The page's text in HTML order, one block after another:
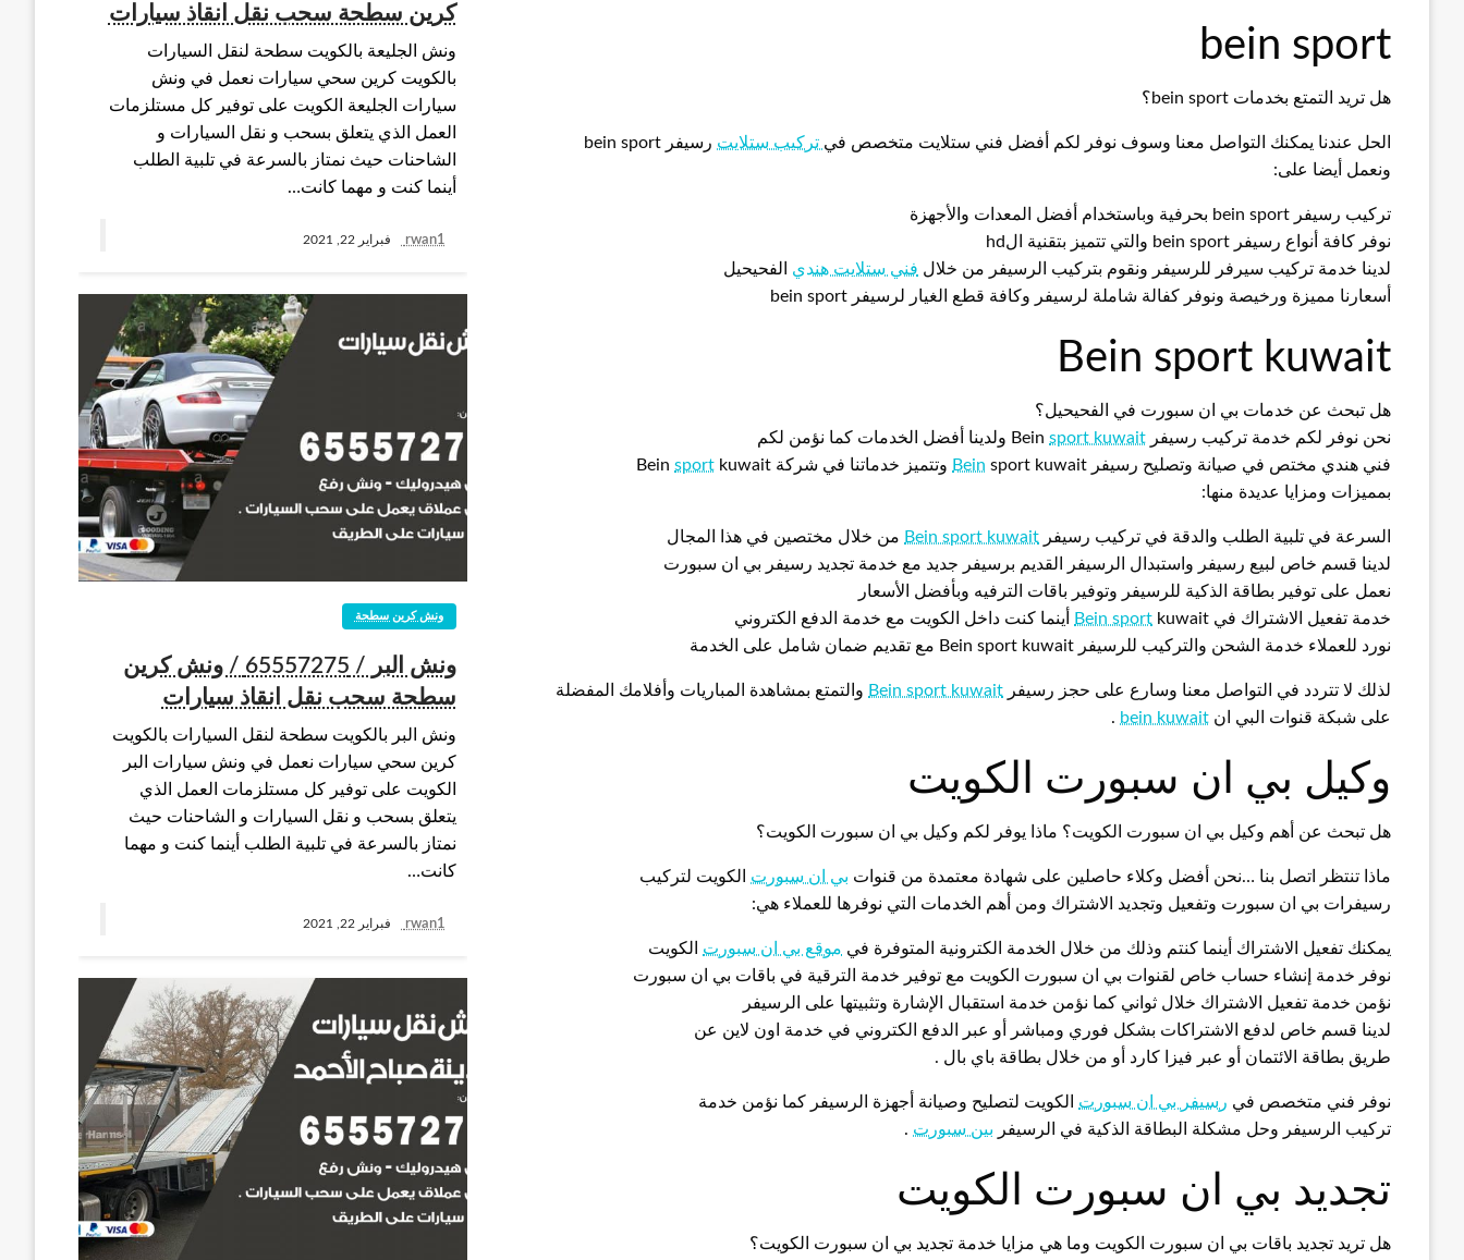
bein sport
هل تريد التمتع بخدمات bein sport؟
الحل عندنا يمكنك التواصل معنا وسوف نوفر لكم أفضل فني ستلايت متخصص في تركيب ستلايت
رسيفر bein sport
ونعمل أيضا على:
تركيب رسيفر bein sport بحرفية وباستخدام أفضل المعدات والأجهزة
نوفر كافة أنواع رسيفر bein sport والتي تتميز بتقنية الhd
لدينا خدمة تركيب سيرفر للرسيفر ونقوم بتركيب الرسيفر من خلال فني ستلايت هندي الفحيحيل
أسعارنا مميزة ورخيصة ونوفر كفالة شاملة لرسيفر وكافة قطع الغيار لرسيفر bein sport
Bein sport kuwait
هل تبحث عن خدمات بي ان سبورت في الفحيحيل؟
نحن نوفر لكم خدمة تركيب رسيفر Bein sport kuwait
ولدينا أفضل الخدمات كما نؤمن لكم
فني هندي مختص في صيانة وتصليح رسيفر
Bein sport kuwait وتتميز خدماتنا في شركة Bein sport kuwait
بمميزات ومزايا عديدة منها:
السرعة في تلبية الطلب والدقة في تركيب رسيفر Bein sport kuwait من خلال مختصين في هذا المجال
لدينا قسم خاص لبيع رسيفر واستبدال الرسيفر القديم برسيفر جديد مع خدمة تجديد رسيفر بي ان سبورت
نعمل على توفير بطاقة الذكية للرسيفر وتوفير باقات الترفيه وبأفضل الأسعار
خدمة تفعيل الاشتراك في
Bein sport kuwait أينما كنت داخل الكويت مع خدمة الدفع الكتروني
نورد للعملاء خدمة الشحن والتركيب للرسيفر Bein sport kuwait مع تقديم ضمان شامل على الخدمة
لذلك لا تتردد في التواصل معنا وسارع على حجز رسيفر Bein sport kuwait والتمتع بمشاهدة المباريات وأفلامك المفضلة
على شبكة قنوات البي ان bein kuwait
.
وكيل بي ان سبورت الكويت
هل تبحث عن أهم وكيل بي ان سبورت الكويت؟ ماذا يوفر لكم وكيل بي ان سبورت الكويت؟
ماذا تنتظر اتصل بنا …نحن أفضل وكلاء حاصلين على شهادة معتمدة من قنوات بي ان سبورت الكويت لتركيب
رسيفرات بي ان سبورت وتفعيل وتجديد الاشتراك ومن أهم الخدمات التي نوفرها للعملاء هي:
يمكنك تفعيل الاشتراك أينما كنتم وذلك من خلال الخدمة الكترونية المتوفرة في موقع بي ان سبورت الكويت
نوفر خدمة إنشاء حساب خاص لقنوات بي ان سبورت الكويت مع توفير خدمة الترقية في باقات بي ان سبورت
نؤمن خدمة تفعيل الاشتراك خلال ثواني كما نؤمن خدمة استقبال الإشارة وتثبيتها على الرسيفر
لدينا قسم خاص لدفع الاشتراكات بشكل فوري ومباشر أو عبر الدفع الكتروني في خدمة اون لاين عن
طريق بطاقة الائتمان أو عبر فيزا كارد أو من خلال بطاقة باي بال .
نوفر فني متخصص في رسيفر بي ان سبورت الكويت لتصليح وصيانة أجهزة الرسيفر كما نؤمن خدمة
تركيب الرسيفر وحل مشكلة البطاقة الذكية في الرسيفر بين سبورت .
تجديد بي ان سبورت الكويت
هل تريد تجديد باقات بي ان سبورت الكويت وما هي مزايا خدمة تجديد بي ان سبورت الكويت؟
كرين سطحة سحب نقل انقاذ سيارات
ونش الجليعة بالكويت سطحة لنقل السيارات
بالكويت كرين سحي سيارات نعمل في ونش
سيارات الجليعة الكويت على توفير كل مستلزمات
العمل الذي يتعلق بسحب و نقل السيارات و
الشاحنات حيث نمتاز بالسرعة في تلبية الطلب
أينما كنت و مهما كانت…
rwan1 فبراير 22, 2021
ونش كرين سطحة
ونش البر / 65557275 / ونش كرين
سطحة سحب نقل انقاذ سيارات
ونش البر بالكويت سطحة لنقل السيارات بالكويت
كرين سحي سيارات نعمل في ونش سيارات البر
الكويت على توفير كل مستلزمات العمل الذي
يتعلق بسحب و نقل السيارات و الشاحنات حيث
نمتاز بالسرعة في تلبية الطلب أينما كنت و مهما
كانت…
rwan1 فبراير 22, 2021